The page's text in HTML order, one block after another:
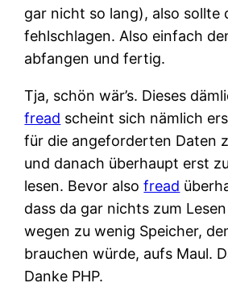
gar nicht so lang), also sollte
fehlschlagen. Also einfach
abfangen und fertig.
Tja, schön wär’s. Dieses
fread scheint sich nämlich
für die angeforderten Daten
und danach überhaupt erst
lesen. Bevor alsofread
dass da gar nichts zum
wegen zu wenig Speicher,
brauchen würde, aufs Maul.
Danke PHP.